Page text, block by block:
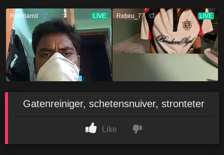
Gatenreiniger, schetensnuiver, stronteter
Like